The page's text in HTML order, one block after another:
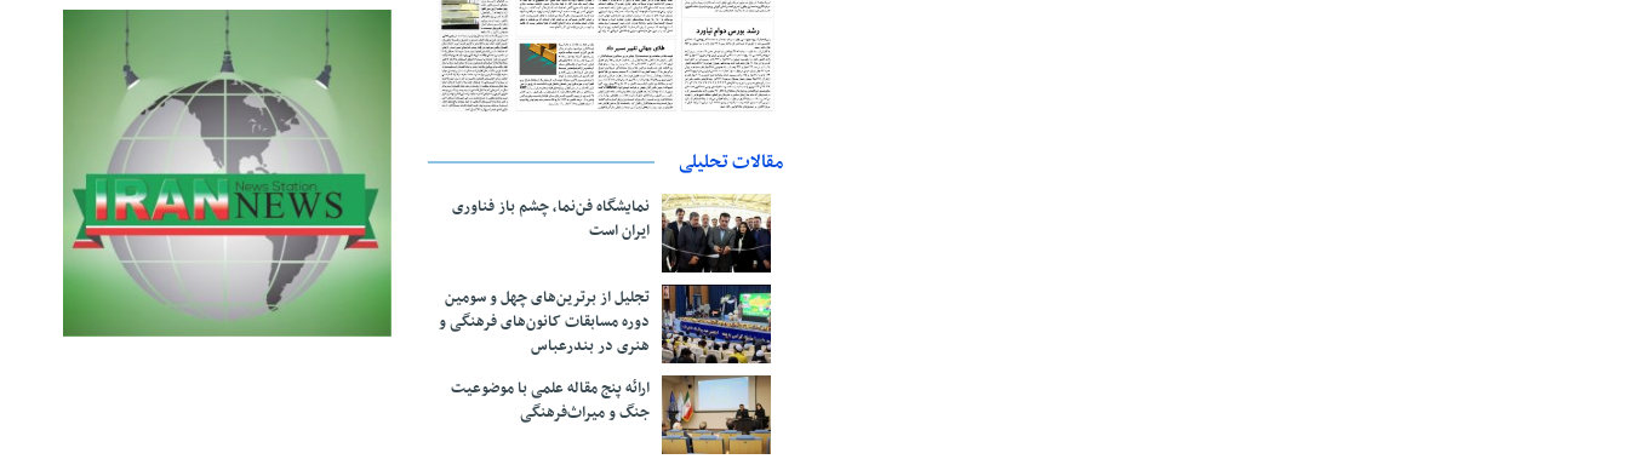
مقالات تحلیلی
نمایشگاه فن‌نما، چشم باز فناوری
ایران است
تجلیل از بر‌ترین‌های چهل و سومین
دوره مسابقات کانون‌های فرهنگی و
هنری در بندرعباس
ارائه پنج مقاله علمی با موضوعیت
جنگ و میراث‌فرهنگی